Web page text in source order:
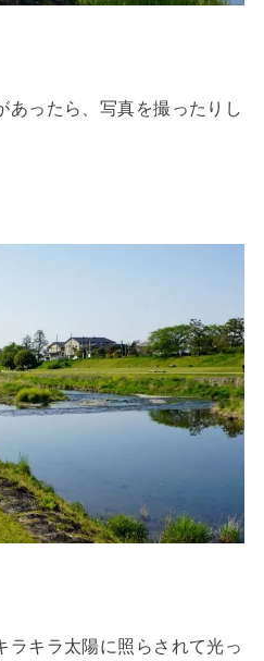
あったら、写真を撮ったりし
ラキラ太陽に照らされて光っ